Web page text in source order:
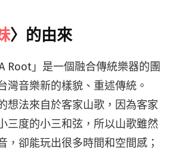
〉的由來
Root」是一個融合傳統樂器的團
灣音樂新的樣貌、重述傳統。
想法來自於客家山歌，因為客家
三度的小三和弦，所以山歌雖然
，卻能玩出很多時間和空間感；